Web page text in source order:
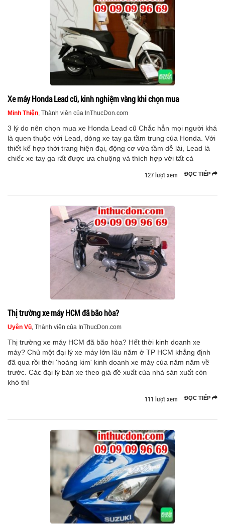
Xe máy Honda Lead cũ, kinh nghiệm vàng khi chọn mua
Minh Thiện, Thành viên của InThucDon.com
3 lý do nên chọn mua xe Honda Lead cũ Chắc hẳn mọi người khá
là quen thuộc với Lead, dòng xe tay ga tầm trung của Honda. Với
thiết kế hợp thời trang hiện đại, động cơ vừa tầm dễ lái, Lead là
chiếc xe tay ga rất được ưa chuộng và thích hợp với tất cả
ĐỌC TIẾP
127 lượt xem
Thị trường xe máy HCM đã bão hòa?
Uyên Vũ, Thành viên của InThucDon.com
Thị trường xe máy HCM đã bão hòa? Hết thời kinh doanh xe
máy? Chủ một đại lý xe máy lớn lâu năm ở TP HCM khẳng định
đã qua rồi thời 'hoàng kim' kinh doanh xe máy của năm năm về
trước. Các đại lý bán xe theo giá đề xuất của nhà sản xuất còn
khó thì
ĐỌC TIẾP
111 lượt xem